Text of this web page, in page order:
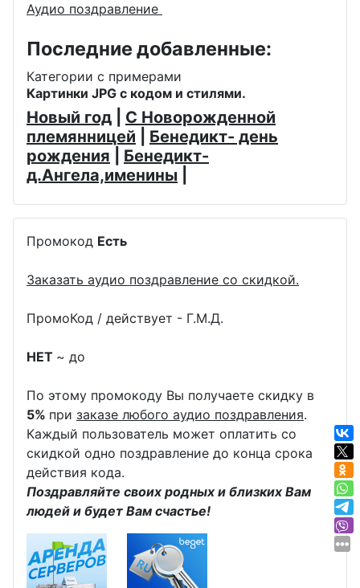
Аудио поздравление
Последние добавленные:
Категории с примерами
Картинки JPG с кодом и стилями.
Новый год
С Новорожденной
племянницей
Бенедикт- день
рождения
Бенедикт-
д.Ангела,именины
Промокод Есть
Заказать аудио поздравление со скидкой.
ПромоКод / действует - Г.М.Д.
НЕТ ~ до
По этому промокоду Вы получаете скидку в
5% при заказе любого аудио поздравления.
Каждый пользователь может оплатить со
скидкой одно поздравление до конца срока
действия кода.
Поздравляйте своих родных и близких Вам
людей и будет Вам счастье!